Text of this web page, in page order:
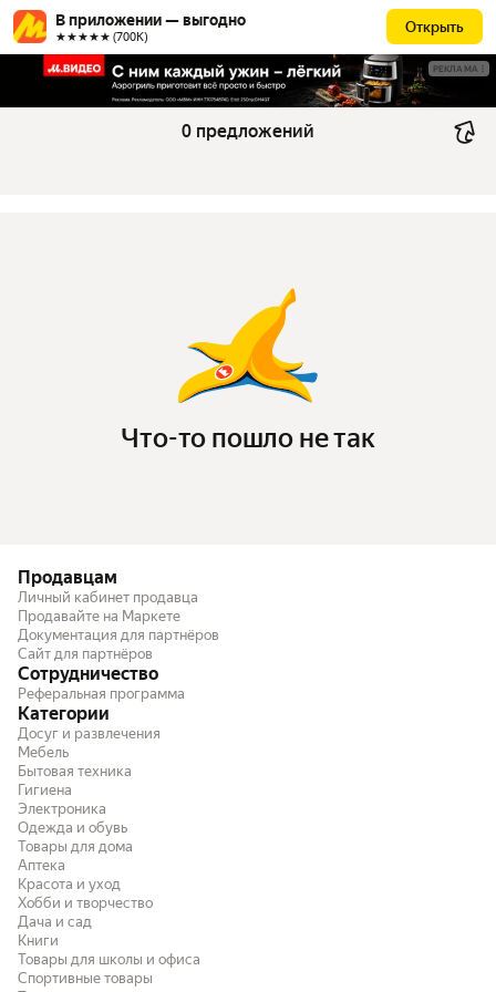
В приложении — выгодно
★★★★★ (700К)
Открыть
РЕКЛАМА
0 предложений
Что-то пошло не так
Продавцам
Личный кабинет продавца
Продавайте на Маркете
Документация для партнёров
Сайт для партнёров
Сотрудничество
Реферальная программа
Категории
Досуг и развлечения
Мебель
Бытовая техника
Гигиена
Электроника
Одежда и обувь
Товары для дома
Аптека
Красота и уход
Хобби и творчество
Дача и сад
Книги
Товары для школы и офиса
Спортивные товары